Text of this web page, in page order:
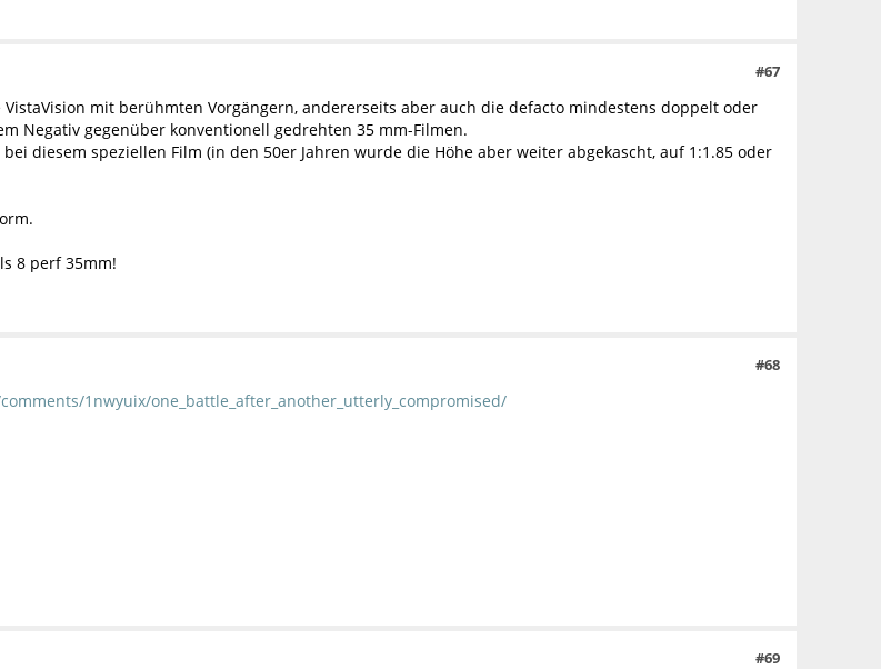
#67
mit berühmten Vorgängern, andererseits aber auch die defacto mindestens doppelt oder
Negativ gegenüber konventionell gedrehten 35 mm-Filmen.
diesem speziellen Film (in den 50er Jahren wurde die Höhe aber weiter abgekascht, auf 1:1.85 oder
8 perf 35mm!
#68
1nwyuix/one_battle_after_another_utterly_compromised/
#69